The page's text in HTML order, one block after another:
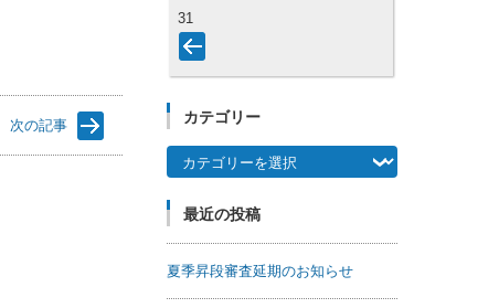
次の記事
31
カテゴリー
カテゴリー
最近の投稿
夏季昇段審査延期のお知らせ